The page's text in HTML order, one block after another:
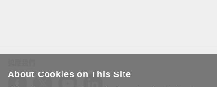
About Cookies on This Site